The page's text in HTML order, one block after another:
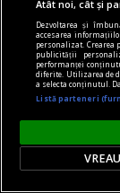
O mașină
rânduri. În
asemenea,
rural și fac
obligatoriu.
puterea de
Atât noi, cât și
Dezvoltarea și
accesarea
personalizat.
publicității
performanței
diferite. Utilizarea de
a selecta conținutul.
Listă parteneri